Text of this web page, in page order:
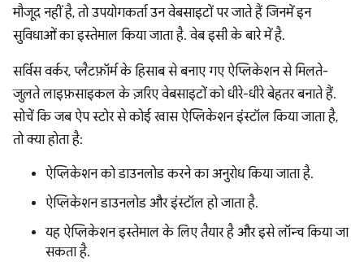
मौजूद नहीं है, तो उपयोगकर्ता उन वेबसाइटों पर जाते हैं जिनमें इन
सुविधाओं का इस्तेमाल किया जाता है. वेब इसी के बारे में है.
सर्विस वर्कर, प्लैटफ़ॉर्म के हिसाब से बनाए गए ऐप्लिकेशन से मिलते-
जुलते लाइफ़साइकल के ज़रिए वेबसाइटों को धीरे-धीरे बेहतर बनाते हैं.
सोचें कि जब ऐप स्टोर से कोई खास ऐप्लिकेशन इंस्टॉल किया जाता है,
तो क्या होता है:
ऐप्लिकेशन को डाउनलोड करने का अनुरोध किया जाता है.
ऐप्लिकेशन डाउनलोड और इंस्टॉल हो जाता है.
यह ऐप्लिकेशन इस्तेमाल के लिए तैयार है और इसे लॉन्च किया जा
सकता है.